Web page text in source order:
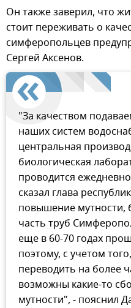
Он также заверил, что
стоит переживать о
симферопольцев
Сергей Аксенов.
"За качеством
наших систем
центральная
биологическая
проводится
сказал глава
повышение мутности,
часть труб
еще в 60-70 годах
поэтому, с учетом
переводить на более
возможны какие-то
мутности", - пояснил